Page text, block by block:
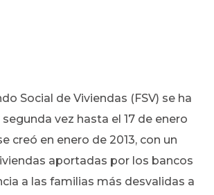
Social de Viviendas (FSV) se ha
vez hasta el 17 de enero
creó en enero de 2013, con un
aportadas por los bancos
a las familias más desvalidas a